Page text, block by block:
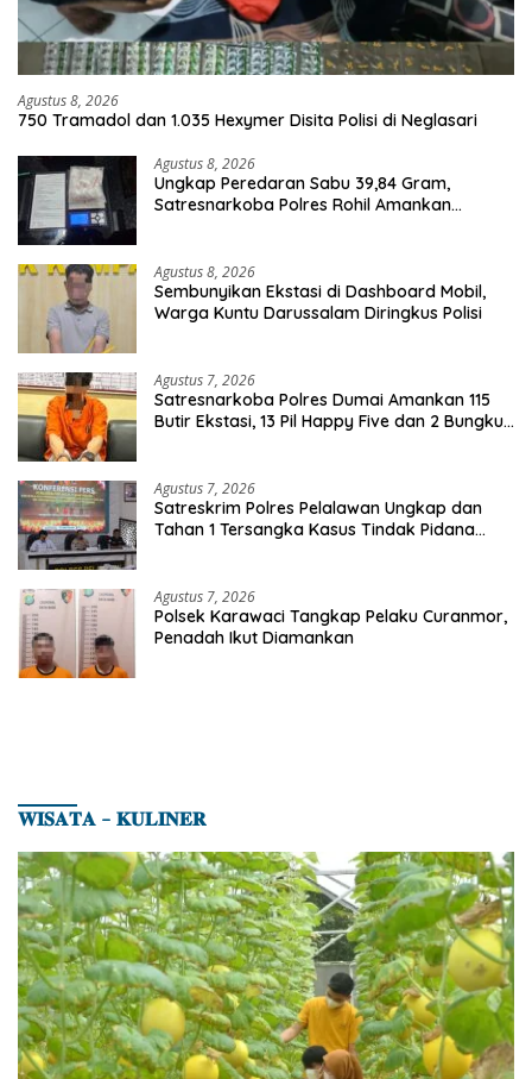
Agustus 8, 2026
750 Tramadol dan 1.035 Hexymer Disita Polisi di Neglasari
Agustus 8, 2026
Ungkap Peredaran Sabu 39,84 Gram,
Satresnarkoba Polres Rohil Amankan
Agustus 8, 2026
Sembunyikan Ekstasi di Dashboard Mobil,
Warga Kuntu Darussalam Diringkus Polisi
Agustus 7, 2026
Satresnarkoba Polres Dumai Amankan 115
Butir Ekstasi, 13 Pil Happy Five dan 2 Bungkus
Agustus 7, 2026
Satreskrim Polres Pelalawan Ungkap dan
Tahan 1 Tersangka Kasus Tindak Pidana
Agustus 7, 2026
Polsek Karawaci Tangkap Pelaku Curanmor,
Penadah Ikut Diamankan
𝐖𝐈𝐒𝐀𝐓𝐀 – 𝐊𝐔𝐋𝐈𝐍𝐄𝐑